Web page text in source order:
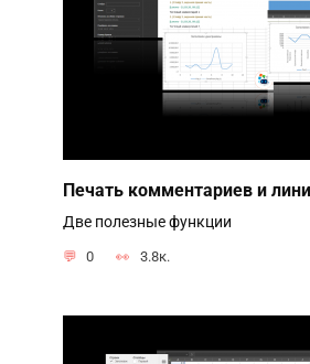
Печать комментариев и
Две полезные функции
0 3.8к.